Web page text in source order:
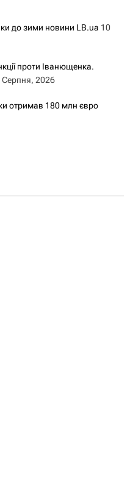
до зими новини LB.ua 10
проти Іванющенка.
Серпня, 2026
отримав 180 млн євро